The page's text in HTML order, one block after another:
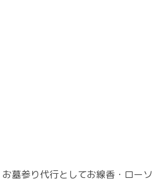
墓参り代行としてお線香・ロー